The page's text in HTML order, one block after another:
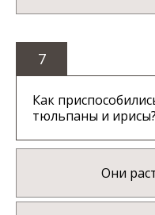
7
Как
тюльпаны и ирисы?
Они